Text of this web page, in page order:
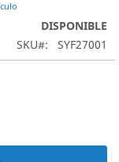
DISPONIBLE
SKU SYF27001